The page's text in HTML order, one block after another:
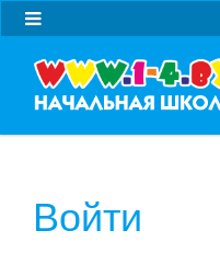
Войти